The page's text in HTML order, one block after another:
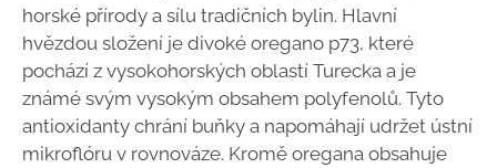
horské přírody a sílu tradičních bylin. Hlavní
hvězdou složení je divoké oregano p73, které
pochází z vysokohorských oblastí Turecka a je
známé svým vysokým obsahem polyfenolů. Tyto
antioxidanty chrání buňky a napomáhají udržet ústní
mikroflóru v rovnováze. Kromě oregana obsahuje